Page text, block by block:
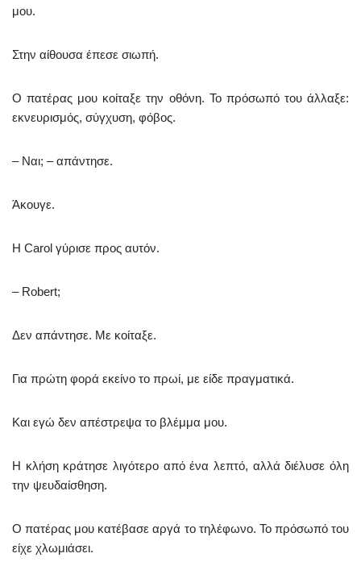
μου.
Στην αίθουσα έπεσε σιωπή.
Ο πατέρας μου κοίταξε την οθόνη. Το πρόσωπό του άλλαξε:
εκνευρισμός, σύγχυση, φόβος.
– Ναι; – απάντησε.
Άκουγε.
Η Carol γύρισε προς αυτόν.
– Robert;
Δεν απάντησε. Με κοίταξε.
Για πρώτη φορά εκείνο το πρωί, με είδε πραγματικά.
Και εγώ δεν απέστρεψα το βλέμμα μου.
Η κλήση κράτησε λιγότερο από ένα λεπτό, αλλά διέλυσε όλη
την ψευδαίσθηση.
Ο πατέρας μου κατέβασε αργά το τηλέφωνο. Το πρόσωπό του
είχε χλωμιάσει.